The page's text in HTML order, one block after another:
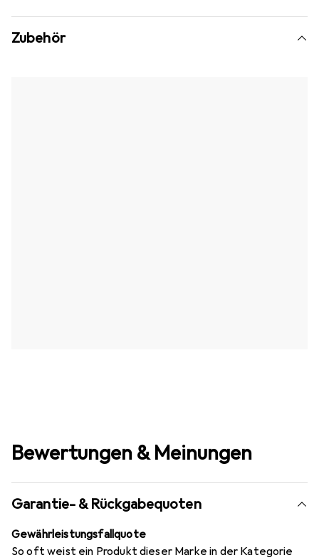
Zubehör
Bewertungen & Meinungen
Garantie- & Rückgabequoten
Gewährleistungsfallquote
So oft weist ein Produkt dieser Marke in der Kategorie